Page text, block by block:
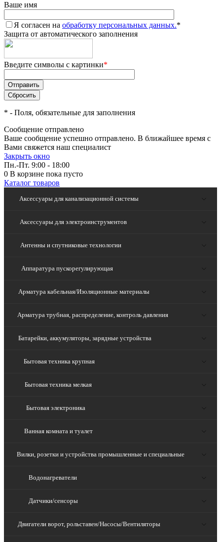
Ваше имя
Я согласен на обработку персональных данных.*
Защита от автоматического заполнения
Введите символы с картинки*
* - Поля, обязательные для заполнения
Сообщение отправлено
Ваше сообщение успешно отправлено. В ближайшее время с
Вами свяжется наш специалист
Закрыть окно
Пн.-Пт. 9:00 - 18:00
0 В корзине пока пусто
Каталог товаров
Аксессуары для канализационной системы
Аксессуары для электроинструментов
Антенны и спутниковые технологии
Аппаратура пускорегулирующая
Арматура кабельная/Изоляционные материалы
Арматура трубная, распределение, контроль давления
Батарейки, аккумуляторы, зарядные устройства
Бытовая техника крупная
Бытовая техника мелкая
Бытовая электроника
Ванная комната и туалет
Вилки, розетки и устройства промышленные и специальные
Водонагреватели
Датчики/сенсоры
Двигатели ворот, рольставен/Насосы/Вентиляторы